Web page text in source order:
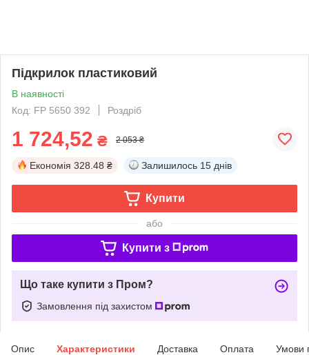
Підкрилок пластиковий
В наявності
Код: FP 5650 392
Роздріб
1 724,52 ₴ 2 053 ₴
Економія 328.48 ₴ Залишилось 15 днів
Купити
або
Купити з
Що таке купити з Пром?
Замовлення під захистом
Опис Характеристики Доставка Оплата Умови